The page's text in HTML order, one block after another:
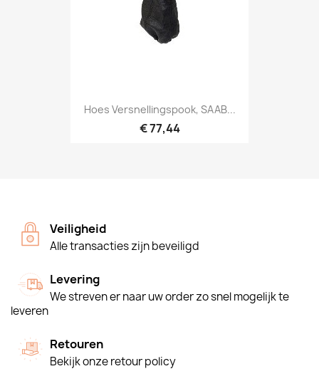
Hoes Versnellingspook, SAAB...
€ 77,44
Veiligheid
Alle transacties zijn beveiligd
Levering
We streven er naar uw order zo snel mogelijk te
leveren
Retouren
Bekijk onze retour policy